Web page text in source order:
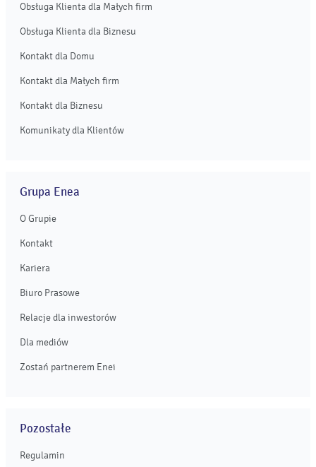
Obsługa Klienta dla Małych firm
Obsługa Klienta dla Biznesu
Kontakt dla Domu
Kontakt dla Małych firm
Kontakt dla Biznesu
Komunikaty dla Klientów
Grupa Enea
O Grupie
Kontakt
Kariera
Biuro Prasowe
Relacje dla inwestorów
Dla mediów
Zostań partnerem Enei
Pozostałe
Regulamin